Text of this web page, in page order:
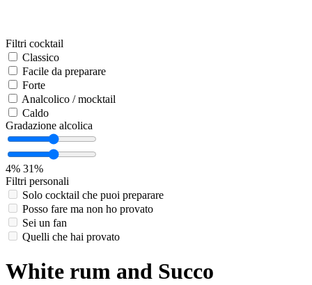
Filtri cocktail
Classico
Facile da preparare
Forte
Analcolico / mocktail
Caldo
Gradazione alcolica
4% 31%
Filtri personali
Solo cocktail che puoi preparare
Posso fare ma non ho provato
Sei un fan
Quelli che hai provato
White rum and Succo